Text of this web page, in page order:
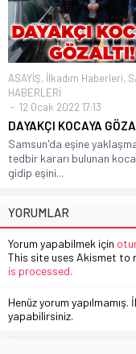
ASAYİŞ, İlkadım Haberleri,
HABERLERİ
12 Ocak 2022 17:13
DAYAKÇI KOCAYA
Samsun'da eşine
tedbir kararı bulunan
gidip eşini...
YORUMLAR
Yorum yapabilmek için
This site uses Akismet to
is processed.
Henüz yorum yapılmamış.
yapabilirsiniz.